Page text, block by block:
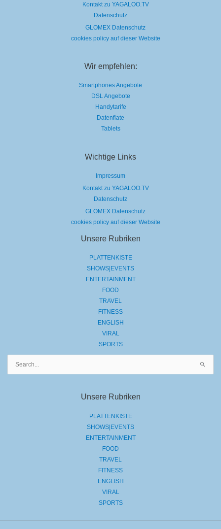
Kontakt zu YAGALOO.TV
Datenschutz
GLOMEX Datenschutz
cookies policy auf dieser Website
Wir empfehlen:
Smartphones Angebote
DSL Angebote
Handytarife
Datenflate
Tablets
Wichtige Links
Impressum
Kontakt zu YAGALOO.TV
Datenschutz
GLOMEX Datenschutz
cookies policy auf dieser Website
Unsere Rubriken
PLATTENKISTE
SHOWS|EVENTS
ENTERTAINMENT
FOOD
TRAVEL
FITNESS
ENGLISH
VIRAL
SPORTS
Unsere Rubriken
PLATTENKISTE
SHOWS|EVENTS
ENTERTAINMENT
FOOD
TRAVEL
FITNESS
ENGLISH
VIRAL
SPORTS